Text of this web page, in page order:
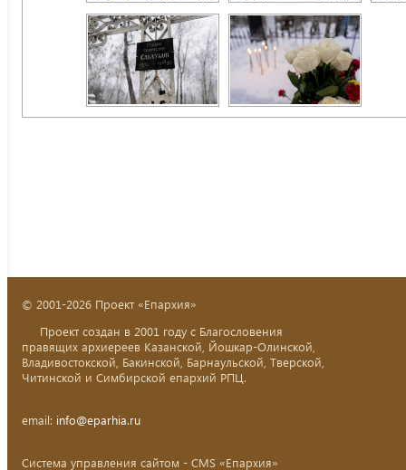
© 2001-2026 Проект «Епархия»
Проект создан в 2001 году с Благословения
правящих архиереев Казанской, Йошкар-Олинской,
Владивостокской, Бакинской, Барнаульской, Тверской,
Читинской и Симбирской епархий РПЦ.
email: info@eparhia.ru
Система управления сайтом - CMS «Епархия»